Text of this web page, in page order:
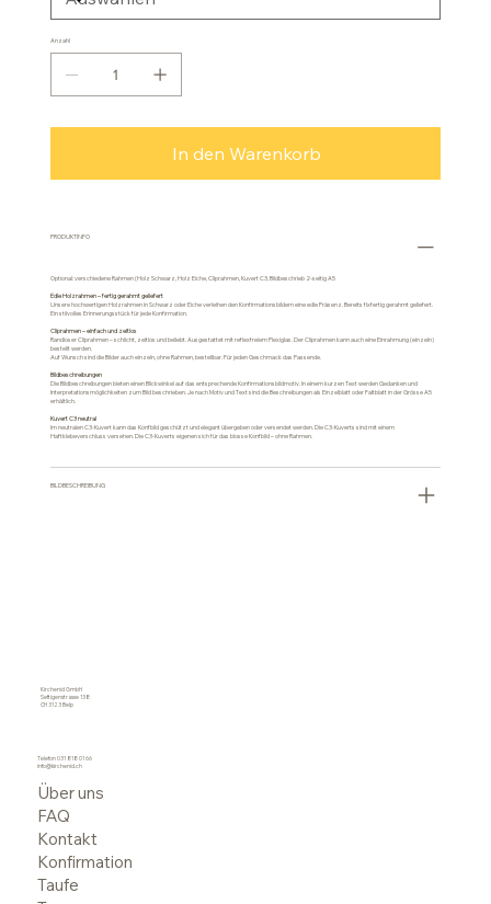
Anzahl
In den Warenkorb
PRODUKTINFO
Optional: verschiedene Rahmen (Holz Schwarz, Holz Eiche, Cliprahmen, Kuvert C3, Bildbeschrieb 2-seitig A5
Edle Holzrahmen – fertig gerahmt geliefert
Unsere hochwertigen Holzrahmen in Schwarz oder Eiche verleihen den Konfirmationsbildern eine edle Präsenz. Bereits fixfertig gerahmt geliefert.
Ein stilvolles Erinnerungsstück für jede Konfirmation.
Cliprahmen – einfach und zeitlos
Randloser Cliprahmen – schlicht, zeitlos und beliebt. Ausgestattet mit reflexfreiem Plexiglas. Der Cliprahmen kann auch eine Einrahmung (einzeln)
bestellt werden.
Auf Wunsch sind die Bilder auch einzeln, ohne Rahmen, bestellbar. Für jeden Geschmack das Passende.
Bildbeschreibungen
Die Bildbeschreibungen bieten einen Blickwinkel auf das entsprechende Konfirmationsbildmotiv. In einem kurzen Text werden Gedanken und
Interpretationsmöglichkeiten zum Bild beschrieben. Je nach Motiv und Text sind die Beschreibungen als Einzelblatt oder Faltblatt in der Grösse A5
erhältlich.
Kuvert C3 neutral
Im neutralen C3-Kuvert kann das Konfbild geschützt und elegant übergeben oder versendet werden. Die C3-Kuverts sind mit einem
Haftklebeverschluss versehen. Die C3-Kuverts eigenen sich für das blosse Konfbild – ohne Rahmen.
BILDBESCHREIBUNG
Kirchenid GmbH
Seftigenstrasse 138
CH 3123 Belp
Telefon031 818 01 66
info@kirchenid.ch
Über uns
FAQ
Kontakt
Konfirmation
Taufe